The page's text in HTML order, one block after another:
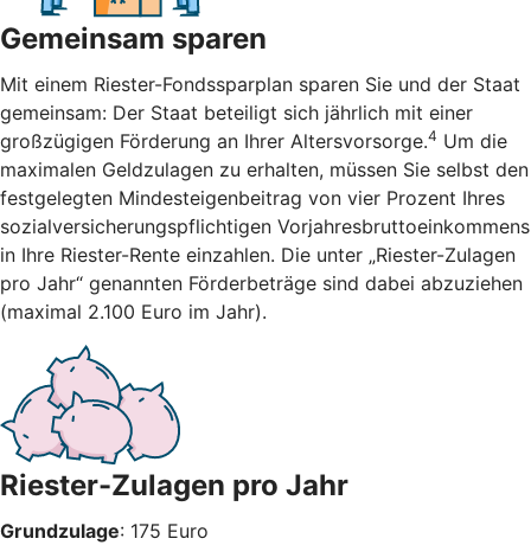
Gemeinsam sparen
Mit einem Riester-Fondssparplan sparen Sie und der Staat
gemeinsam: Der Staat beteiligt sich jährlich mit einer
großzügigen Förderung an Ihrer Altersvorsorge.4 Um die
maximalen Geldzulagen zu erhalten, müssen Sie selbst den
festgelegten Mindesteigenbeitrag von vier Prozent Ihres
sozialversicherungspflichtigen Vorjahresbruttoeinkommens
in Ihre Riester-Rente einzahlen. Die unter „Riester-Zulagen
pro Jahr“ genannten Förderbeträge sind dabei abzuziehen
(maximal 2.100 Euro im Jahr).
Riester-Zulagen pro Jahr
Grundzulage: 175 Euro